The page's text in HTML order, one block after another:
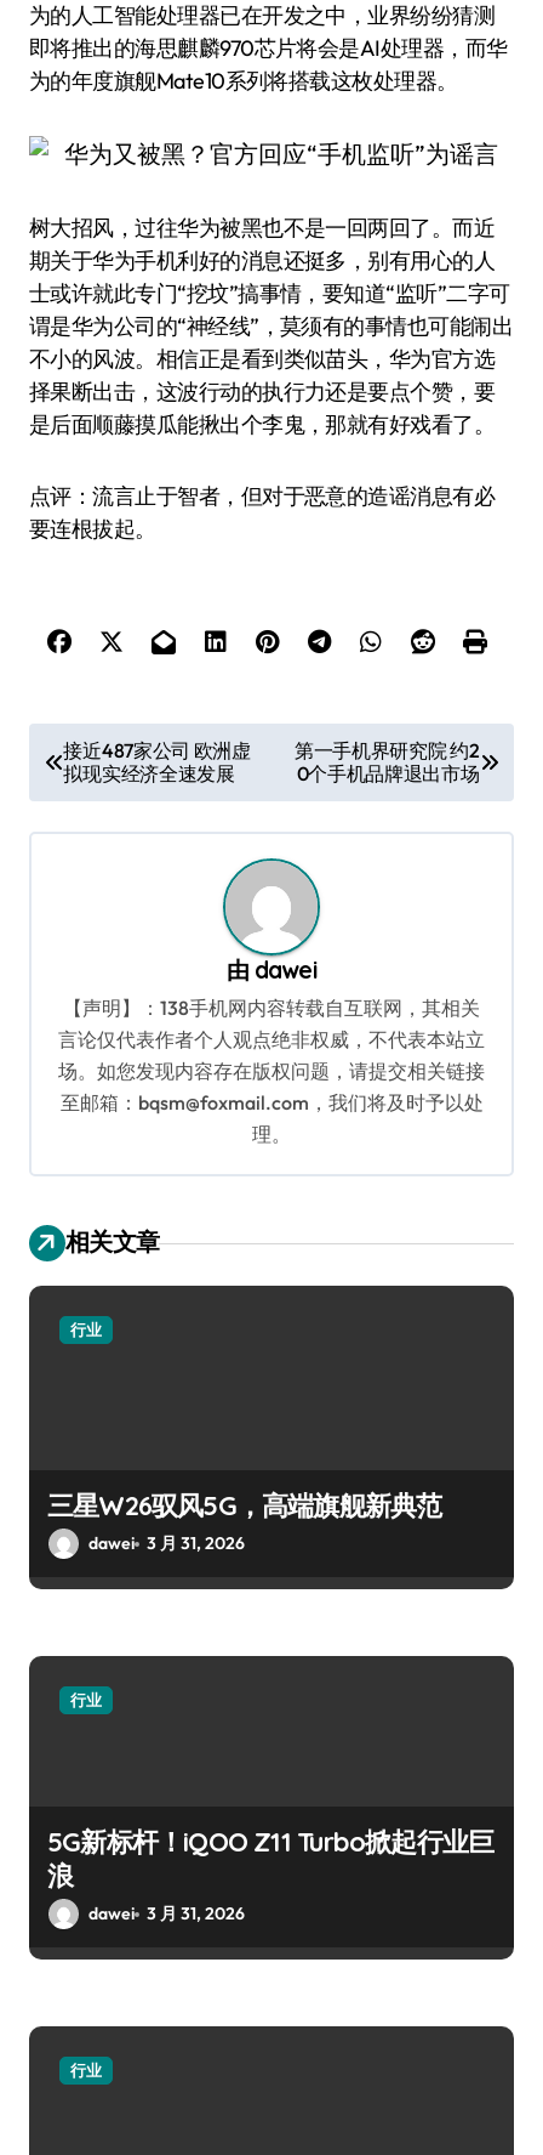
为的人工智能处理器已在开发之中，业界纷纷猜测
即将推出的海思麒麟970芯片将会是AI处理器，而华
为的年度旗舰Mate10系列将搭载这枚处理器。
树大招风，过往华为被黑也不是一回两回了。而近
期关于华为手机利好的消息还挺多，别有用心的人
士或许就此专门“挖坟”搞事情，要知道“监听”二字可
谓是华为公司的“神经线”，莫须有的事情也可能闹出
不小的风波。相信正是看到类似苗头，华为官方选
择果断出击，这波行动的执行力还是要点个赞，要
是后面顺藤摸瓜能揪出个李鬼，那就有好戏看了。
点评：流言止于智者，但对于恶意的造谣消息有必
要连根拔起。
章
导
接近487家公司 欧洲虚
拟现实经济全速发展
第一手机界研究院 约2
0个手机品牌退出市场
由 dawei
【声明】：138手机网内容转载自互联网，其相关
言论仅代表作者个人观点绝非权威，不代表本站立
场。如您发现内容存在版权问题，请提交相关链接
至邮箱：bqsm@foxmail.com，我们将及时予以处
理。
相关文章
行业
三星W26驭风5G，高端旗舰新典范
dawei 3 月 31, 2026
行业
5G新标杆！iQOO Z11 Turbo掀起行业巨
浪
dawei 3 月 31, 2026
行业